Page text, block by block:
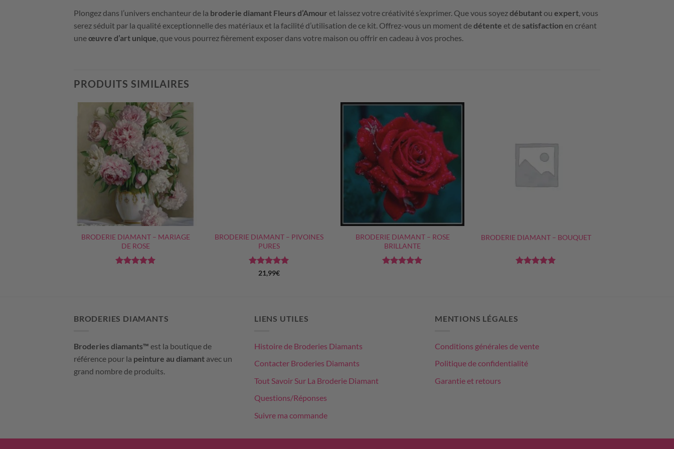
Plongez dans l’univers enchanteur de la broderie diamant Fleurs d’Amour et laissez votre créativité s’exprimer. Que vous soyezdébutantou expert, vous
serez séduit par la qualité exceptionnelle des matériaux et la facilité d’utilisation de ce kit. Offrez-vous un moment dedétente et desatisfaction en créant
uneœuvre d’art unique, que vous pourrez fièrement exposer dans votre maison ou offrir en cadeau à vos proches.
PRODUITS SIMILAIRES
BRODERIE DIAMANT – MARIAGE
DE ROSE
BRODERIE DIAMANT – PIVOINES
PURES
Note 5sur
21,99€
BRODERIE DIAMANT – ROSE
BRILLANTE
BRODERIE DIAMANT – BOUQUET
BRODERIES DIAMANTS
Broderies diamants™ est la boutique de
référence pour la peinture au diamant avec un
grand nombre de produits.
LIENS UTILES
Histoire de Broderies Diamants
Contacter Broderies Diamants
Tout Savoir Sur La Broderie Diamant
Questions/Réponses
Suivre ma commande
MENTIONS LÉGALES
Conditions générales de vente
Politique de confidentialité
Garantie et retours